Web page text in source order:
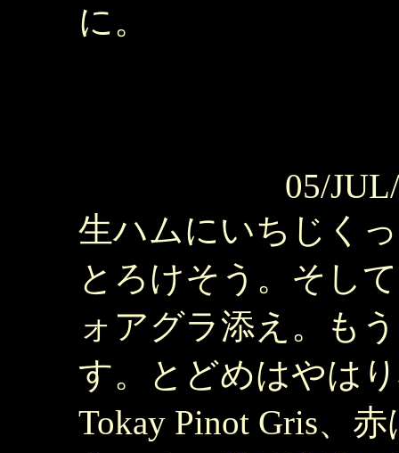
に。
05/
生ハムにいちじく
とろけそう。そし
ォアグラ添え。も
す。とどめはやは
Tokay Pinot Gris、赤